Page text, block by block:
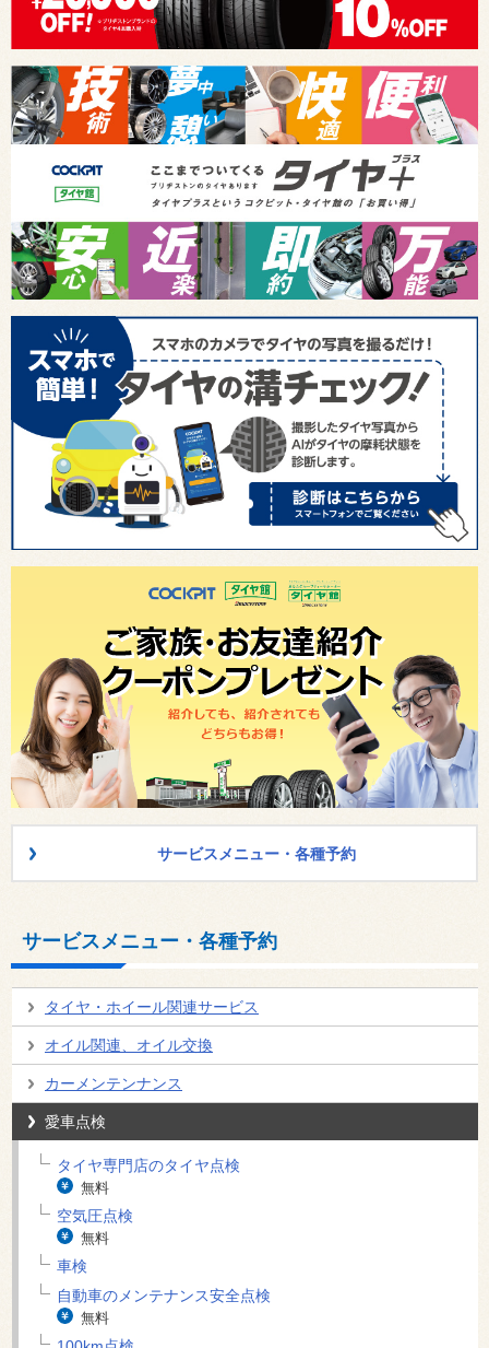
サービスメニュー・各種予約
サービスメニュー・各種予約
タイヤ・ホイール関連サービス
オイル関連、オイル交換
カーメンテンナンス
愛車点検
タイヤ専門店のタイヤ点検
無料
空気圧点検
無料
車検
自動車のメンテナンス安全点検
無料